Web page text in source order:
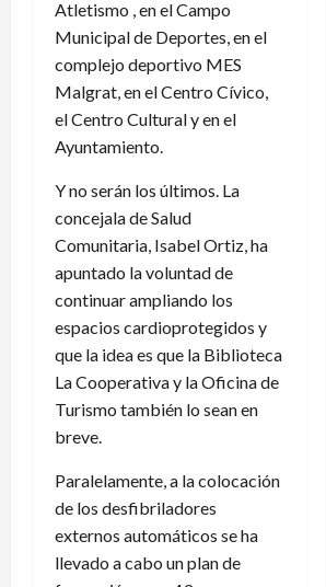
Atletismo , en el Campo
Municipal de Deportes, en el
complejo deportivo MES
Malgrat, en el Centro Cívico,
el Centro Cultural y en el
Ayuntamiento.
Y no serán los últimos. La
concejala de Salud
Comunitaria, Isabel Ortiz, ha
apuntado la voluntad de
continuar ampliando los
espacios cardioprotegidos y
que la idea es que la Biblioteca
La Cooperativa y la Oficina de
Turismo también lo sean en
breve.
Paralelamente, a la colocación
de los desfibriladores
externos automáticos se ha
llevado a cabo un plan de